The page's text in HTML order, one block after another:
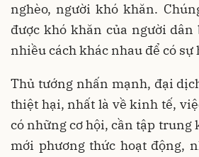
nghèo, người khó khăn.
được khó khăn của người
nhiều cách khác nhau để có
Thủ tướng nhấn mạnh, đại
thiệt hại, nhất là về kinh tế,
có những cơ hội, cần tập trung
mới phương thức hoạt động,